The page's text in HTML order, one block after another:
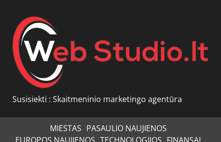
Susisiekti : Skaitmeninio marketingo agentūra
MIESTAS PASAULIO NAUJIENOS